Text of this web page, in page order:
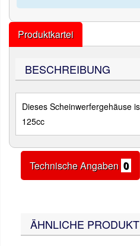
Produktkartei
BESCHREIBUNG
Dieses Scheinwerfergehäuse
125cc
Technische Angaben 0
ÄHNLICHE